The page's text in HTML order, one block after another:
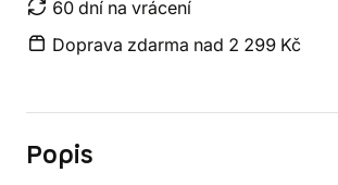
60 dní na vrácení
Doprava zdarma nad 2 299 Kč
Popis